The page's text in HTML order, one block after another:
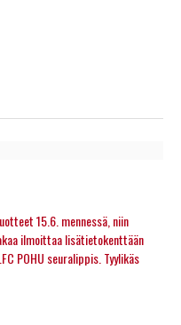
15.6. mennessä, niin
ilmoittaa lisätietokenttään
POHU seuralippis. Tyylikäs